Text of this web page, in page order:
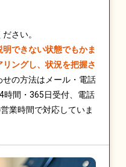
さい。
できない状態でもかま
ングし、状況を把握さ
せの方法はメール・電話
時間・365日受付、電話
業時間で対応していま